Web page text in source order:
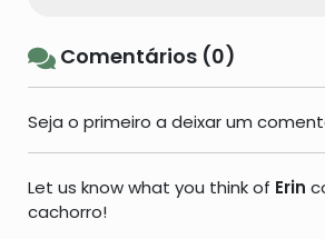
Comentários (0)
Seja o primeiro a deixar um
Let us know what you think of Erin
cachorro!